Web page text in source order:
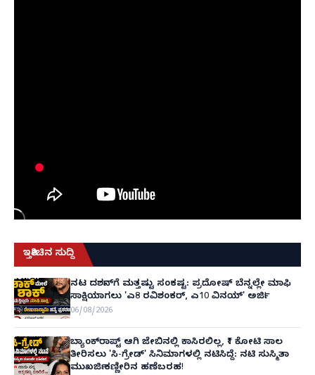
ಇತ್ತೀಚಿನ ಸುದ್ದಿ
ನಟ ದರ್ಶನ್‌ಗೆ ಮತ್ತಷ್ಟು ಸಂಕಷ್ಟ: ಪ್ರದೋಷ್ ಬೆನ್ನಲ್ಲೇ ಮಾಫಿ
ಸಾಕ್ಷಿಯಾಗಲು 'ಎ8 ರವಿಶಂಕರ್, ಎ10 ವಿನಯ್' ಅರ್ಜಿ!
06/08/2026
ಬ್ಯಾಂಕ್‌ರಾಪ್ಟ್‌ ಆಗಿ ಜೇಬಿನಲ್ಲಿ ಕಾಸಿರಲಿಲ್ಲ, ₹1 ಕೋಟಿ ಸಾಲ
ತೀರಿಸಲು 'ಸಿ-ಗ್ರೇಡ್' ಸಿನಿಮಾಗಳಲ್ಲಿ ನಟಿಸಿದ್ದೆ: ನಟಿ ಸುಸ್ಮಿತಾ
ಮುಖರ್ಜಿ ಕಣ್ಣೀರಿನ ಹಣೆಬರಹ!